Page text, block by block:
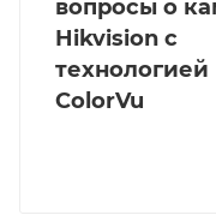
вопросы о
Hikvision с
технологией
ColorVu